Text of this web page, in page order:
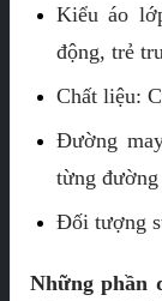
Kiểu áo
động, trẻ
Chất liệu:
Đường
từng đường
Đối tượng
Những phần